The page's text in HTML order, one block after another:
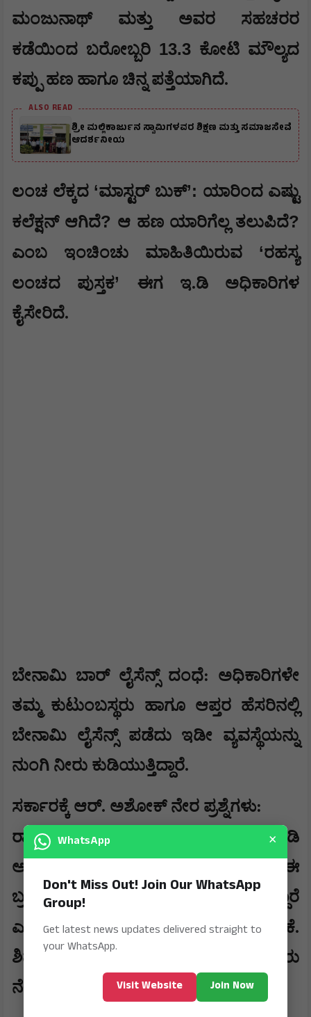
ಮಂಜುನಾಥ್ ಮತ್ತು ಅವರ ಸಹಚರರ
ಕಡೆಯಿಂದ ಬರೋಬ್ಬರಿ 13.3 ಕೋಟಿ ಮೌಲ್ಯದ
ಕಪ್ಪು ಹಣ ಹಾಗೂ ಚಿನ್ನ ಪತ್ತೆಯಾಗಿದೆ.
ALSO READ
ಶ್ರೀ ಮಲ್ಲಿಕಾರ್ಜುನ ಸ್ವಾಮಿಗಳವರ ಶಿಕ್ಷಣ ಮತ್ತು ಸಮಾಜಸೇವೆ
ಆದರ್ಶನೀಯ
​ಲಂಚ ಲೆಕ್ಕದ ‘ಮಾಸ್ಟರ್ ಬುಕ್’: ಯಾರಿಂದ ಎಷ್ಟು
ಕಲೆಕ್ಷನ್ ಆಗಿದೆ? ಆ ಹಣ ಯಾರಿಗೆಲ್ಲ ತಲುಪಿದೆ?
ಎಂಬ ಇಂಚಿಂಚು ಮಾಹಿತಿಯಿರುವ ‘ರಹಸ್ಯ
ಲಂಚದ ಪುಸ್ತಕ’ ಈಗ ಇ.ಡಿ ಅಧಿಕಾರಿಗಳ
ಕೈಸೇರಿದೆ.
​ಬೇನಾಮಿ ಬಾರ್ ಲೈಸೆನ್ಸ್ ದಂಧೆ: ಅಧಿಕಾರಿಗಳೇ
ತಮ್ಮ ಕುಟುಂಬಸ್ಥರು ಹಾಗೂ ಆಪ್ತರ ಹೆಸರಿನಲ್ಲಿ
ಬೇನಾಮಿ ಲೈಸೆನ್ಸ್ ಪಡೆದು ಇಡೀ ವ್ಯವಸ್ಥೆಯನ್ನು
ನುಂಗಿ ನೀರು ಕುಡಿಯುತ್ತಿದ್ದಾರೆ.
​ಸರ್ಕಾರಕ್ಕೆ ಆರ್. ಅಶೋಕ್ ನೇರ ಪ್ರಶ್ನೆಗಳು:
​ರಾಜ್ಯದ14ಪ್ರಮುಖ ಸ್ಥಳಗಳಲ್ಲಿ ಇ.ಡಿ
ಅಧಿಕಾರಿಗಳು ಏಕಕಾಲಕ್ಕೆ ದಾಳಿ ನಡೆಸಿ ಈ
ಬ್ರಹ್ಮಾಂಡ ಹಗರಣದ ಬಣ್ಣ ಬಯಲು ಮಾಡಿದ್ದಾರೆ
ಎಂದು ತಿಳಿಸಿರುವ ಅವರು,ಸಿಎಂ ಡಿ.ಕೆ.
ಶಿವಕುಮಾರ್ ಅವರನ್ನು ಟ್ಯಾಗ್ ಮಾಡಿ ಮೂರು
ನೇರ ಪ್ರಶ್ನೆಗಳನ್ನು ಕೇಳಿದ್ದಾರೆ.
WhatsApp ×
Don't Miss Out! Join Our WhatsApp
Group!
Get latest news updates delivered straight to
your WhatsApp.
Visit Website Join Now